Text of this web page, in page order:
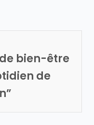
bien-être
de